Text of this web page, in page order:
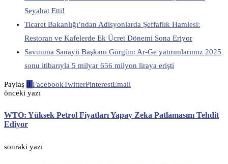
Seyahat Etti!
Ticaret Bakanlığı’ndan Adisyonlarda Şeffaflık Hamlesi:
Restoran ve Kafelerde Ek Ücret Dönemi Sona Eriyor
Savunma Sanayii Başkanı Görgün: Ar-Ge yatırımlarımız 2025
sonu itibarıyla 5 milyar 656 milyon liraya erişti
Paylaş 0 FacebookTwitterPinterestEmail
önceki yazı
WTO: Yüksek Petrol Fiyatları Yapay Zeka Patlamasını Tehdit
Ediyor
sonraki yazı